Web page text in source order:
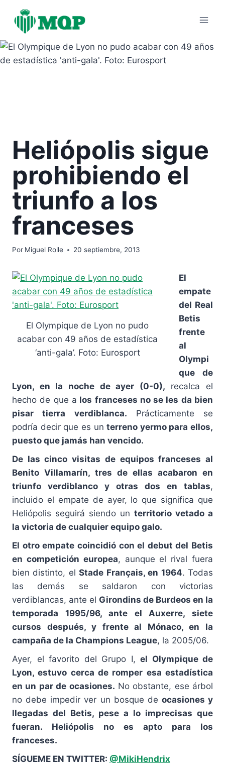
contenido
Heliópolis sigue
prohibiendo el
triunfo a los
franceses
Por Miguel Rolle 20 septiembre, 2013
El Olympique de Lyon no pudo
acabar con 49 años de estadística
‘anti-gala’. Foto: Eurosport
El
empate
del Real
Betis
frente
al
Olympi
que de
Lyon, en la noche de ayer (0-0), recalca el
hecho de que a los franceses no se les da bien
pisar tierra verdiblanca. Prácticamente se
podría decir que es unterreno yermo para ellos,
puesto que jamás han vencido.
De las cinco visitas de equipos franceses al
Benito Villamarín, tres de ellas acabaron en
triunfo verdiblanco y otras dos en tablas,
incluido el empate de ayer, lo que significa que
Heliópolis seguirá siendo un territorio vetado a
la victoria de cualquier equipo galo.
El otro empate coincidió con el debut del Betis
en competición europea, aunque el rival fuera
bien distinto, elStade Français, en 1964. Todas
las demás se saldaron con victorias
verdiblancas, ante el Girondins de Burdeos en la
temporada 1995/96, ante el Auxerre, siete
cursos después, y frente al Mónaco, en la
campaña de la Champions League, la 2005/06.
Ayer, el favorito del Grupo I, el Olympique de
Lyon, estuvo cerca de romper esa estadística
en un par de ocasiones. No obstante, ese árbol
no debe impedir ver un bosque de ocasiones y
llegadas del Betis, pese a lo imprecisas que
fueran. Heliópolis no es apto para los
franceses.
SÍGUEME EN TWITTER: @MikiHendrix